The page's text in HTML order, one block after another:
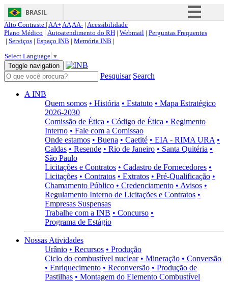
BRASIL
Simplifique!
Acesso à informação
Canais
Alto Contraste | AA+AAAA- | Acessibilidade
Plano Médico | Autoatendimento do RH | Webmail | Perguntas Frequentes
| Serviços | Espaço INB | Memória INB |
Select Language ▼
Toggle navigation
Pesquisar Search
A INB
Quem somos • História • Estatuto • Mapa Estratégico
2026-2030
Comissão de Ética • Código de Ética • Regimento
Interno • Fale com a Comissao
Onde estamos • Buena • Caetité • EIA - RIMA URA •
Caldas • Resende • Rio de Janeiro • Santa Quitéria •
São Paulo
Licitações e Contratos • Cadastro de Fornecedores •
Licitações • Contratos • Extratos • Pré-Qualificação •
Chamamento Público • Credenciamento • Avisos •
Regulamento Interno de Licitações e Contratos •
Empresas Suspensas
Trabalhe com a INB • Concurso •
Programa de Estágio
Nossas Atividades
Urânio • Recursos • Produção
Ciclo do combustível nuclear • Mineração • Conversão
• Enriquecimento • Reconversão • Produção de
Pastilhas • Montagem do Elemento Combustível